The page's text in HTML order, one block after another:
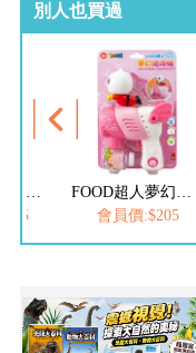
別人也買過
會員價:$205